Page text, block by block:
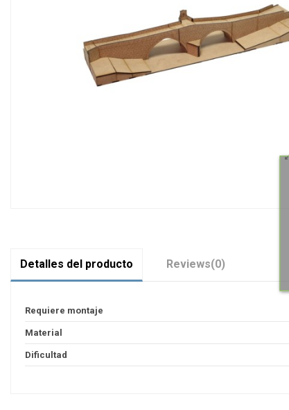
Detalles del producto Reviews(0)
Requiere montaje
Material
Dificultad